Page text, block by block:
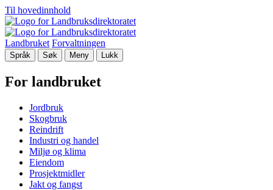
Til hovedinnhold
Landbruket Forvaltningen
Språk Søk Meny Lukk
For landbruket
Jordbruk
Skogbruk
Reindrift
Industri og handel
Miljø og klima
Eiendom
Prosjektmidler
Jakt og fangst